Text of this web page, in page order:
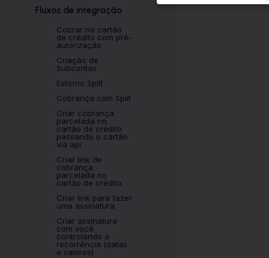
Fluxos de integração
Cobrar no cartão
de crédito com pré-
autorização
Criação de
Subcontas
Estorno Split
Cobrança com Split
Criar cobrança
parcelada no
cartão de crédito
passando o cartão
via api
Criar link de
cobrança
parcelada no
cartão de crédito
Criar link para fazer
uma assinatura
Criar assinatura
com você
controlando a
recorrência (datas
e valores)